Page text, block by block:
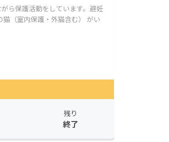
ら保護活動をしています。避妊
（室内保護・外猫含む） がい
残り
終了